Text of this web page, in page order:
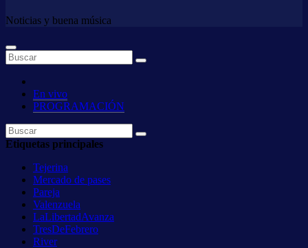
Noticias y buena música
En vivo
PROGRAMACIÓN
Etiquetas principales
Tejerina
Mercado de pases
Pareja
Valenzuela
LaLibertadAvanza
TresDeFebrero
River